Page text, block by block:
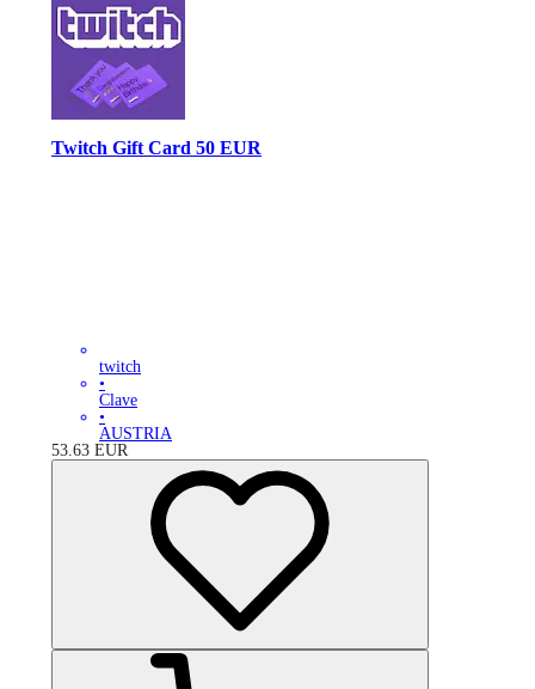
Twitch Gift Card 50 EUR
twitch
•
Clave
•
AUSTRIA
53.63 EUR